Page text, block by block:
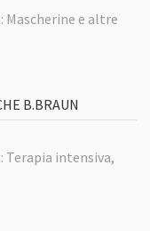
Mascherine e altre
B.BRAUN
Terapia intensiva,